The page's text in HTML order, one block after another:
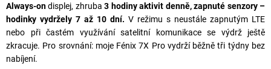
Always-ondisplej, zhruba3 hodiny aktivit denně, zapnuté senzory –
hodinky vydržely 7 až 10 dní. V režimu s neustále zapnutým LTE
nebo při častém využívání satelitní komunikace se výdrž ještě
zkracuje. Pro srovnání: moje Fénix 7X Pro vydrží běžně tři týdny bez
nabíjení.